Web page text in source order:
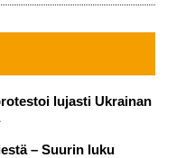
lujasti Ukrainan
– Suurin luku